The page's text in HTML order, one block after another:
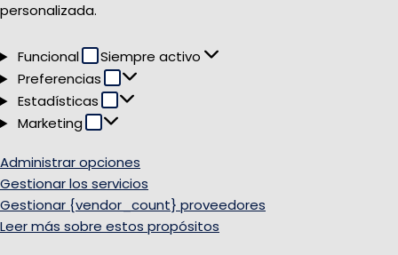
personalizada.
Funcional Funcional
Siempre activo
Preferencias
Preferencias
Estadísticas Estadísticas
Marketing Marketing
Administrar opciones
Gestionar los servicios
Gestionar {vendor_count} proveedores
Leer más sobre estos propósitos